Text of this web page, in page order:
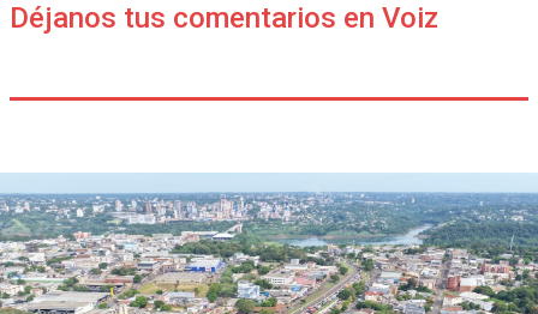
Déjanos tus comentarios en Voiz